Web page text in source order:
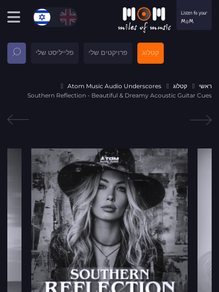
קטלוג פרויקטים שלי פלייליסט שלי
ראשי קטלוג
Atom Music Audio Underscores
Southern Reflection - Beautiful & Dreamy Acoustic Guitar Cues